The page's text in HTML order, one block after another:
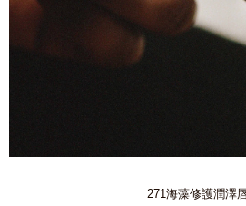
271海藻修護潤澤